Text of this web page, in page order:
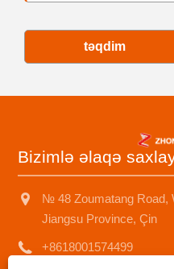
təqdim
Bizimlə əlaqə
№ 48 Zoumatang Road,
Jiangsu Province, Çin
+8618001574499